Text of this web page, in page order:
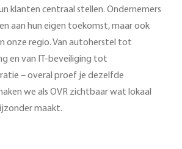
klanten centraal stellen. Ondernemers
aan hun eigen toekomst, maar ook
onze regio. Van autoherstel tot
en van IT-beveiliging tot
– overal proef je dezelfde
we als OVR zichtbaar wat lokaal
maakt.